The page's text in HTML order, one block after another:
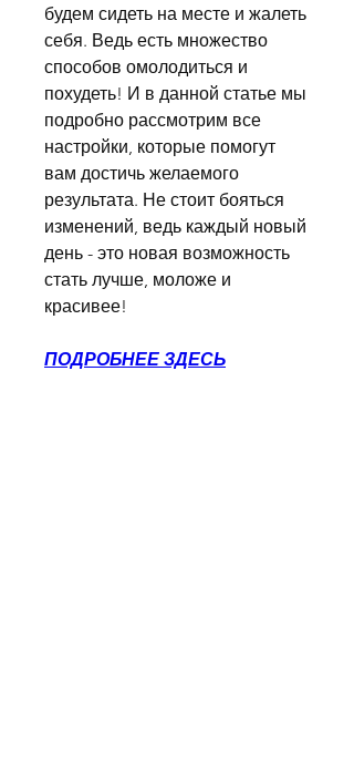
будем сидеть на месте и жалеть
себя. Ведь есть множество
способов омолодиться и
похудеть! И в данной статье мы
подробно рассмотрим все
настройки, которые помогут
вам достичь желаемого
результата. Не стоит бояться
изменений, ведь каждый новый
день - это новая возможность
стать лучше, моложе и
красивее!
ПОДРОБНЕЕ ЗДЕСЬ